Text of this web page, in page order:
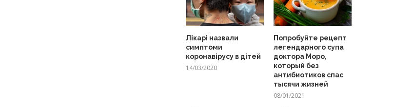
Лікарі назвали
симптоми
коронавірусу в дітей
14/03/2020
Попробуйте рецепт
легендарного супа
доктора Моро,
который без
антибиотиков спас
тысячи жизней
08/01/2021